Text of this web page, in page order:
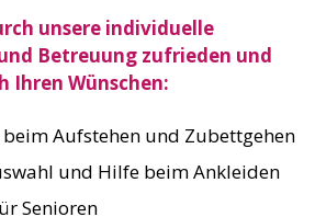
unsere individuelle
Betreuung zufrieden und
Ihren Wünschen:
Aufstehen und Zubettgehen
und Hilfe beim Ankleiden
Senioren